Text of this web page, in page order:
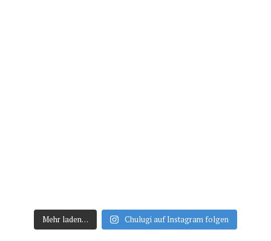
Mehr laden… Chulugi auf Instagram folgen